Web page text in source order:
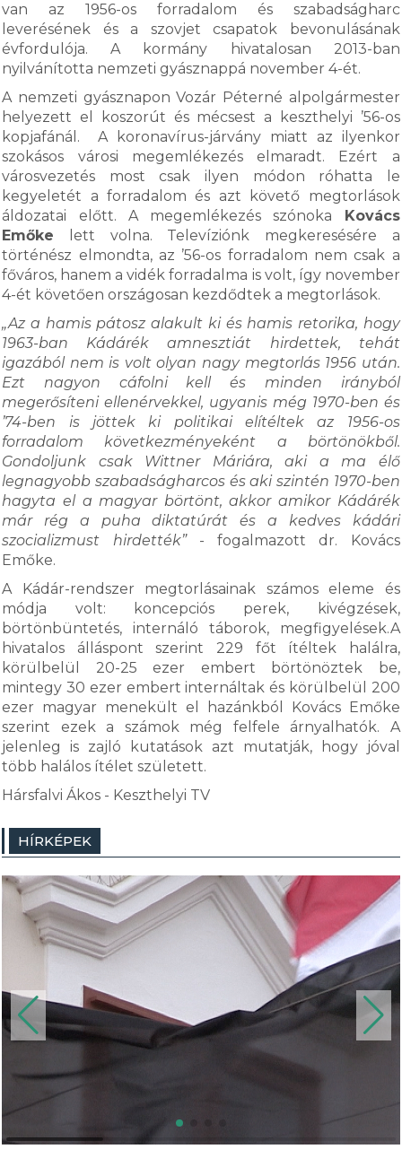
van az 1956-os forradalom és szabadságharc
leverésének és a szovjet csapatok bevonulásának
évfordulója. A kormány hivatalosan 2013-ban
nyilvánította nemzeti gyásznappá november 4-ét.
A nemzeti gyásznapon Vozár Péterné alpolgármester
helyezett el koszorút és mécsest a keszthelyi ’56-os
kopjafánál. A koronavírus-járvány miatt az ilyenkor
szokásos városi megemlékezés elmaradt. Ezért a
városvezetés most csak ilyen módon róhatta le
kegyeletét a forradalom és azt követő megtorlások
áldozatai előtt. A megemlékezés szónoka Kovács
Emőke lett volna. Televíziónk megkeresésére a
történész elmondta, az ’56-os forradalom nem csak a
főváros, hanem a vidék forradalma is volt, így november
4-ét követően országosan kezdődtek a megtorlások.
„Az a hamis pátosz alakult ki és hamis retorika, hogy
1963-ban Kádárék amnesztiát hirdettek, tehát
igazából nem is volt olyan nagy megtorlás 1956 után.
Ezt nagyon cáfolni kell és minden irányból
megerősíteni ellenérvekkel, ugyanis még 1970-ben és
’74-ben is jöttek ki politikai elítéltek az 1956-os
forradalom következményeként a börtönökből.
Gondoljunk csak Wittner Máriára, aki a ma élő
legnagyobb szabadságharcos és aki szintén 1970-ben
hagyta el a magyar börtönt, akkor amikor Kádárék
már rég a puha diktatúrát és a kedves kádári
szocializmust hirdették”- fogalmazott dr. Kovács
Emőke.
A Kádár-rendszer megtorlásainak számos eleme és
módja volt: koncepciós perek, kivégzések,
börtönbüntetés, internáló táborok, megfigyelések.A
hivatalos álláspont szerint 229 főt ítéltek halálra,
körülbelül 20-25 ezer embert börtönöztek be,
mintegy 30 ezer embert internáltak és körülbelül 200
ezer magyar menekült el hazánkból Kovács Emőke
szerint ezek a számok még felfele árnyalhatók. A
jelenleg is zajló kutatások azt mutatják, hogy jóval
több halálos ítélet született.
Hársfalvi Ákos - Keszthelyi TV
HÍRKÉPEK